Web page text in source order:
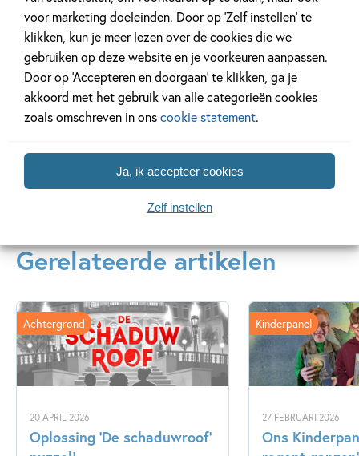
voor marketing doeleinden. Door op ‘Zelf instellen’ te
klikken, kun je meer lezen over de cookies die we
gebruiken op deze website en je voorkeuren aanpassen.
Door op ‘Accepteren en doorgaan’ te klikken, ga je
akkoord met het gebruik van alle categorieën cookies
zoals omschreven in onscookie statement.
Ja, ik accepteer cookies
Zelf instellen
Inmiddels schrijft hij zijn
eigen kinderboeken.
Daarnaast werkt hij in
een bibliotheek. Nicol
woont...
Lees meer
Gerelateerde artikelen
20 APRIL 2026
Oplossing ‘De schaduwroof’
Achtergrond
27 FEBRUARI 2026
Ons
Kinderpanel